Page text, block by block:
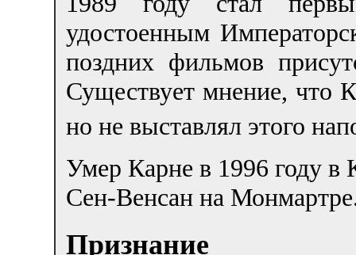
удостоенным
поздних фильмов
Существует мнение, что
но не выставлял этого
Умер Карне в 1996 году
Сен-Венсан на
Признание